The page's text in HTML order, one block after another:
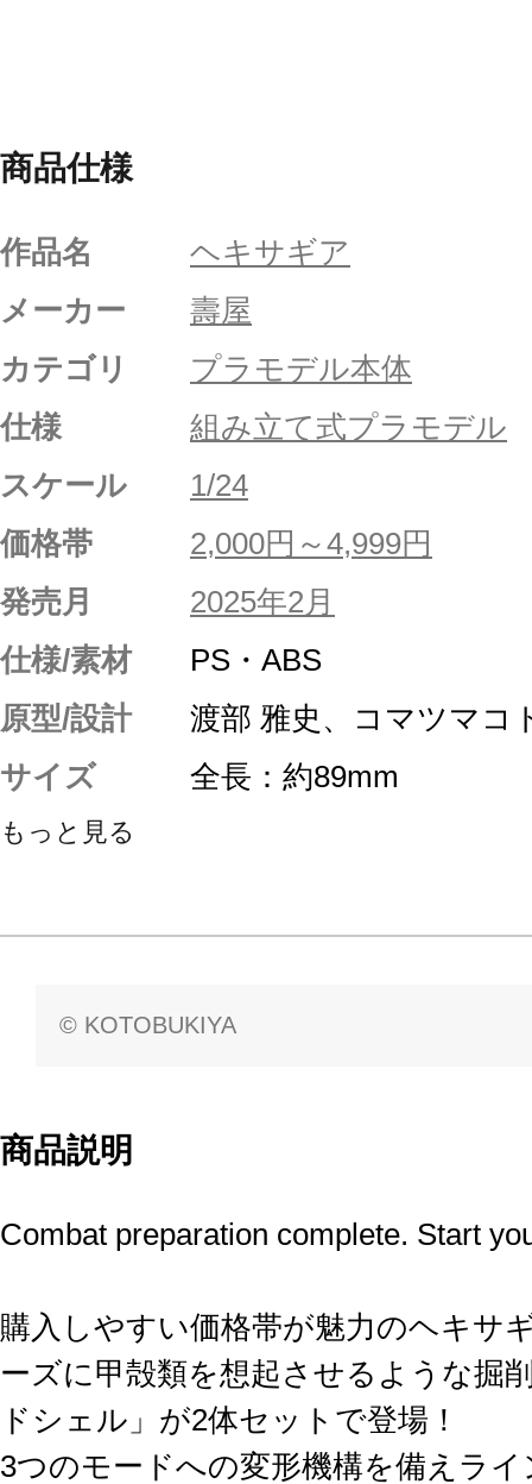
商品仕様
作品名
ヘキサギア
メーカー
壽屋
カテゴリ
プラモデル本体
仕様
組み立て式プラモデル
スケール
1/24
価格帯
2,000円～4,999円
発売月
2025年2月
仕様/素材
PS・ABS
原型/設計
渡部 雅史、コマツマコ
サイズ
全長：約89mm
もっと見る
© KOTOBUKIYA
商品説明
Combat preparation complete. Start
購入しやすい価格帯が魅力のヘキサ
ーズに甲殻類を想起させるような掘
ドシェル」が2体セットで登場！
3つのモードへの変形機構を備えラ